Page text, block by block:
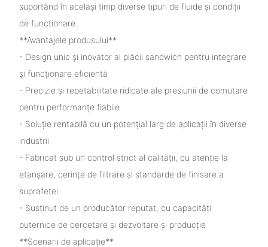
suportând în același timp diverse tipuri de fluide și condiții
de funcționare.
**Avantajele produsului**
- Design unic și inovator al plăcii sandwich pentru integrare
și funcționare eficientă
- Precizie și repetabilitate ridicate ale presiunii de comutare
pentru performanțe fiabile
- Soluție rentabilă cu un potențial larg de aplicații în diverse
industrii
- Fabricat sub un control strict al calității, cu atenție la
etanșare, cerințe de filtrare și standarde de finisare a
suprafeței
- Susținut de un producător reputat, cu capacități
puternice de cercetare și dezvoltare și producție
**Scenarii de aplicație**